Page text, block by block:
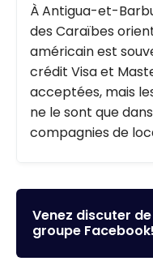
À Antigua-et-
des Caraïbes
américain est
crédit Visa et
acceptées, mais
ne le sont que
compagnies de
Venez discuter
groupe Facebook!